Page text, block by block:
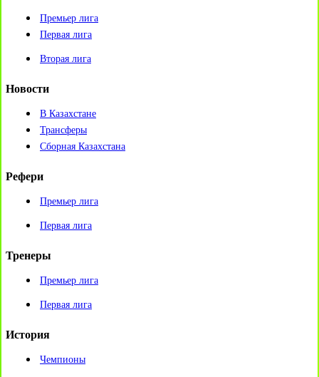
Премьер лига
Первая лига
Вторая лига
Новости
В Казахстане
Трансферы
Сборная Казахстана
Рефери
Премьер лига
Первая лига
Тренеры
Премьер лига
Первая лига
История
Чемпионы